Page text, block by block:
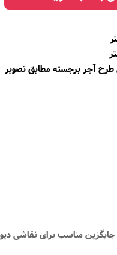
آجر برجسته مطابق تصویر
مناسب برای نقاشی